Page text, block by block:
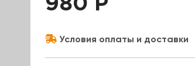
980 Р
Условия оплаты и доставки